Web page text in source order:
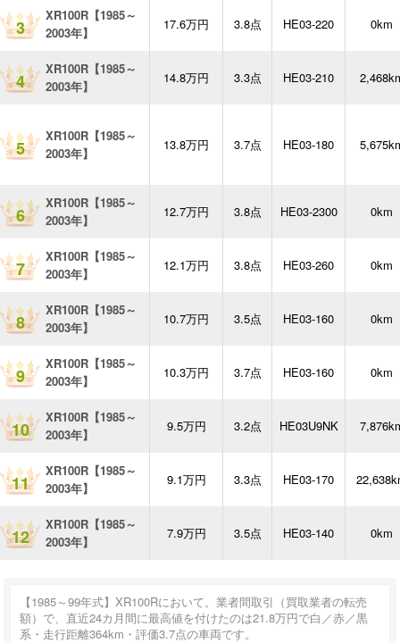
3
XR100R【1985～
2003年】
17.6万円 3.8点 HE03-220 0km
4
XR100R【1985～
2003年】
14.8万円 3.3点 HE03-210
5
XR100R【1985～
2003年】
13.8万円 3.7点 HE03-180
6
XR100R【1985～
2003年】
12.7万円 3.8点 HE03-2300 0km
7
XR100R【1985～
2003年】
12.1万円 3.8点 HE03-260 0km
8
XR100R【1985～
2003年】
10.7万円 3.5点 HE03-160 0km
9
XR100R【1985～
2003年】
10.3万円 3.7点 HE03-160 0km
10
XR100R【1985～
2003年】
9.5万円 3.2点 HE03U9NK
11
XR100R【1985～
2003年】
9.1万円 3.3点 HE03-170
12
XR100R【1985～
2003年】
7.9万円 3.5点 HE03-140 0km
【1985～99年式】XR100Rにおいて。業者間取引（買取業者の転売
額）で、直近24カ月間に最高値を付けたのは21.8万円で白／赤／黒
系・走行距離364km・評価3.7点の車両です。